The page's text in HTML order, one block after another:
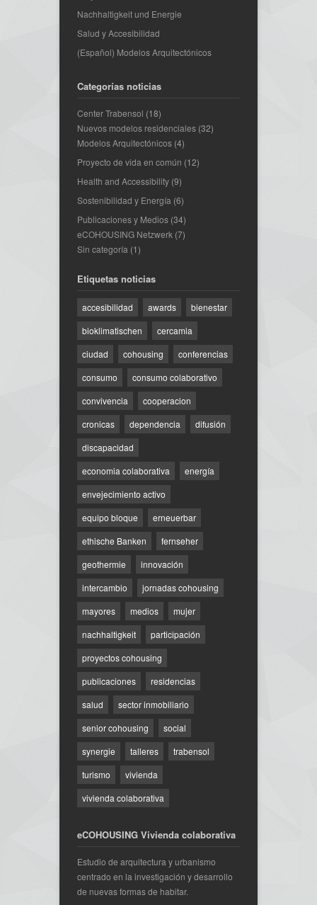
Nachhaltigkeit und Energie
Salud y Accesibilidad
(Español) Modelos Arquitectónicos
Categorías noticias
Center Trabensol (18)
Nuevos modelos residenciales (32)
Modelos Arquitectónicos (4)
Proyecto de vida en común (12)
Health and Accessibility (9)
Sostenibilidad y Energía (6)
Publicaciones y Medios (34)
eCOHOUSING Netzwerk (7)
Sin categoría (1)
Etiquetas noticias
accesibilidad awards
bienestar
bioklimatischen
cercamia
ciudad
cohousing
conferencias
consumo
consumo colaborativo
convivencia
cooperacion
cronicas
dependencia
difusión
discapacidad
economia colaborativa
energía
envejecimiento activo
equipo bloque
erneuerbar
ethische Banken
fernseher
geothermie
innovación
intercambio
jornadas cohousing
mayores
medios
mujer
nachhaltigkeit
participación
proyectos cohousing
publicaciones
residencias
salud
sector inmobiliario
senior cohousing
social
synergie
talleres
trabensol
turismo
vivienda
vivienda colaborativa
eCOHOUSING Vivienda colaborativa
Estudio de arquitectura y urbanismo
centrado en la investigación y desarrollo
de nuevas formas de habitar.